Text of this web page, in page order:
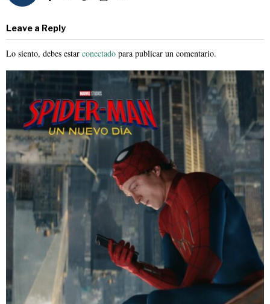
Leave a Reply
Lo siento, debes estar conectado para publicar un comentario.